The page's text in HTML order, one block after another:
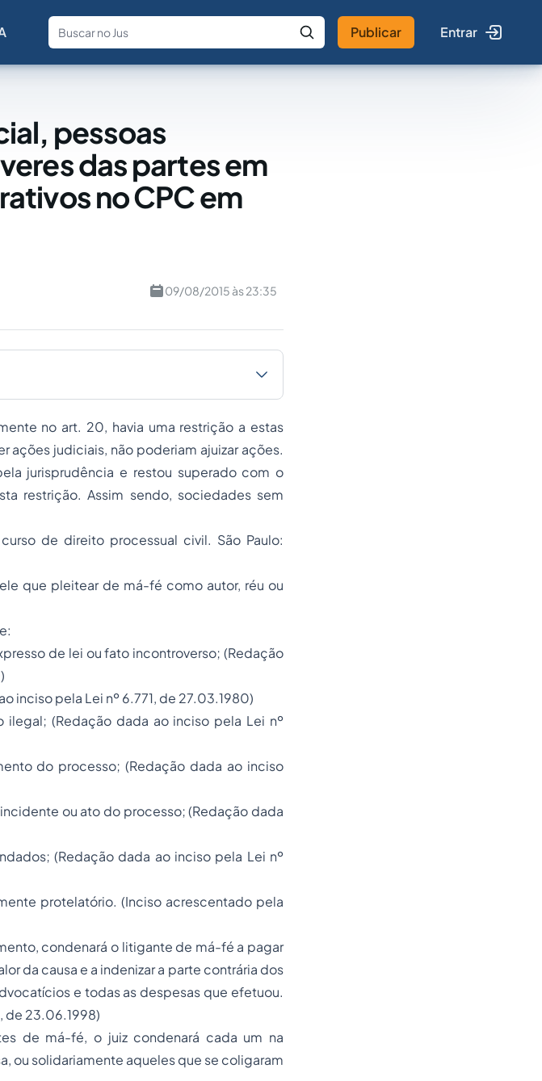
Fale com a IA Buscar no Jus
Publicar Entrar
pessoas
das partes em
no CPC em
09/08/2015 às 23:35
no art. 20, havia uma restrição a estas
ações judiciais, não poderiam ajuizar ações.
jurisprudência e restou superado com o
restrição. Assim sendo, sociedades sem
de direito processual civil. São Paulo:
que pleitear de má-fé como autor, réu ou
de lei ou fato incontroverso; (Redação
inciso pela Lei nº 6.771, de 27.03.1980)
(Redação dada ao inciso pela Lei nº
do processo; (Redação dada ao inciso
ou ato do processo; (Redação dada
(Redação dada ao inciso pela Lei nº
protelatório. (Inciso acrescentado pela
condenará o litigante de má-fé a pagar
da causa e a indenizar a parte contrária dos
e todas as despesas que efetuou.
de 23.06.1998)
de má-fé, o juiz condenará cada um na
ou solidariamente aqueles que se coligaram